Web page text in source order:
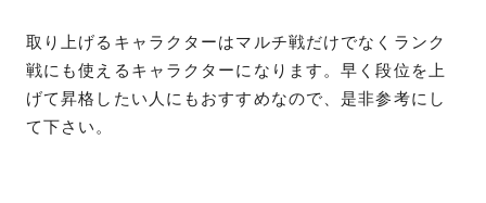
取り上げるキャラクターはマルチ戦だけでなくランク
戦にも使えるキャラクターになります。早く段位を上
げて昇格したい人にもおすすめなので、是非参考にし
て下さい。